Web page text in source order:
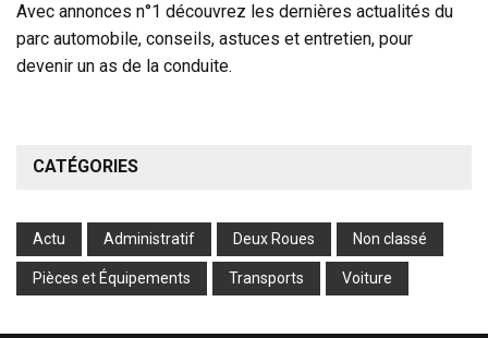
Avec annonces n°1 découvrez les dernières actualités du
parc automobile, conseils, astuces et entretien, pour
devenir un as de la conduite.
CATÉGORIES
Actu Administratif Deux Roues Non classé
Pièces et Équipements Transports Voiture